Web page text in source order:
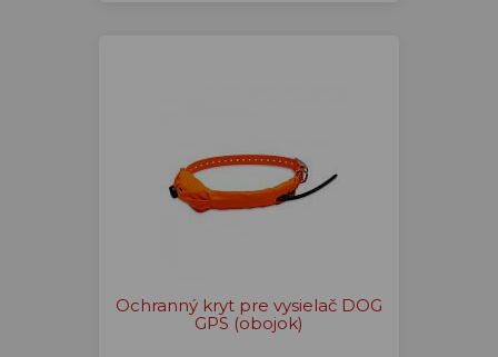
Ochranný kryt pre vysielač DOG
GPS (obojok)